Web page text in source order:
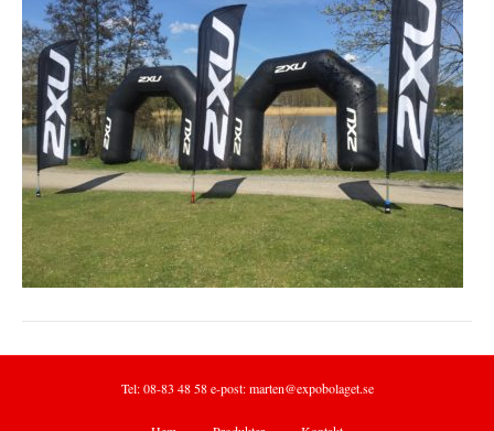
Tel: 08-83 48 58 e-post:marten@expobolaget.se